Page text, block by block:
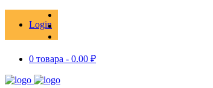
Login
0 товара - 0.00 ₽